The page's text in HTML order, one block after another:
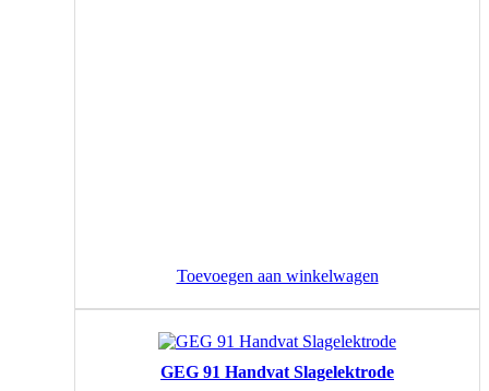
Toevoegen aan winkelwagen
GEG 91 Handvat Slagelektrode